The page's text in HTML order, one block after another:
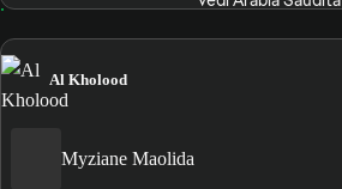
Al Kholood
Myziane Maolida